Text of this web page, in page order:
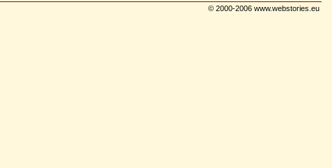
© 2000-2006 www.webstories.eu